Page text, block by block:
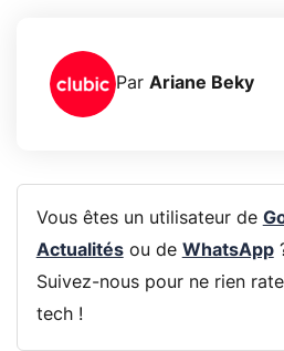
Par Ariane Beky
Vous êtes un utilisateur de
Actualitésou de WhatsApp
Suivez-nous pour ne rien
tech !